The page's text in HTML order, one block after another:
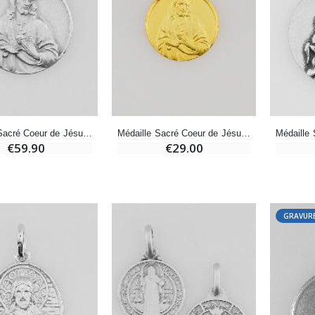
€10.00 €7.00
-20%
€7.90 €12.90
Médaille Sacré Coeur de Jésus en Argent Massif - 18mm
€59.90
Médaille Sacré Coeur de Jésus en Plaqué Or - 14mm
€29.00